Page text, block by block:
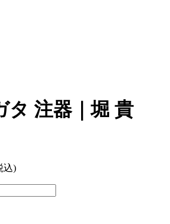
タ 注器｜堀 貴
込)